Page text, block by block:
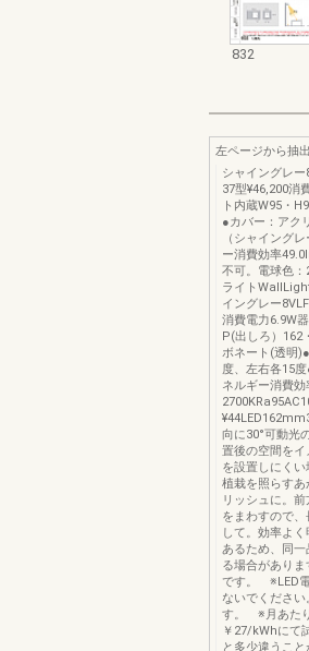
832
左ページから抽
シャイングレ
37型¥46,200消
ト内蔵W95・
●カバー：アク
（シャイング
ー消費効率
不可。電球色：
ライト
イングレー
消費電力6.9W
P(出しろ）162
ボネート(透明
度、左右各15
ネルギー消費
向に30°可動光
置後の空間を
を設置しにく
植栽を照らす
リッシュに。
をまわすので
して。効率よ
あるため、同
る場合があり
です。 ※LED電
ないでください
す。 ※月あた
￥27/kWhにて
と多少違うこ